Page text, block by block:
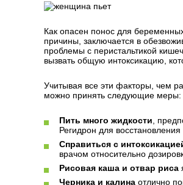
Как опасен понос для
причины, заключается в
проблемы с перистальтикой
вызвать общую интоксикацию,
Учитывая все эти факторы, чем
можно принять следующие меры:
Пить много жидкости ,
Регидрон для
Справиться с
врачом относительно
Рисовая каша и отвар риса
Черника и калина отлично